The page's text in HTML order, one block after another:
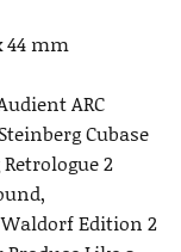
44 mm
ARC
Cubase
Retrologue 2
Edition 2